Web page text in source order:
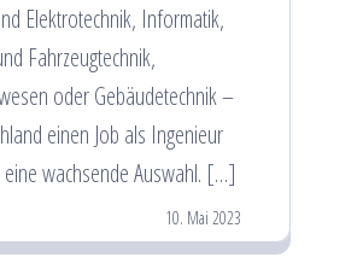
Elektrotechnik, Informatik,
Fahrzeugtechnik,
oder Gebäudetechnik –
einen Job als Ingenieur
wachsende Auswahl. […]
10. Mai 2023